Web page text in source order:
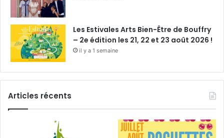
Les Estivales Arts Bien-Être de Bouffry
– 2e édition les 21, 22 et 23 août 2026 !
il y a 1 semaine
Articles récents